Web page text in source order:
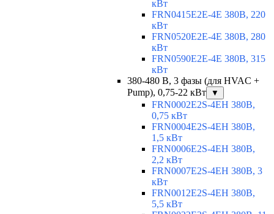
кВт
FRN0415E2E-4E 380В, 220
кВт
FRN0520E2E-4E 380В, 280
кВт
FRN0590E2E-4E 380В, 315
кВт
380-480 В, 3 фазы (для HVAC +
Pump), 0,75-22 кВт
▼
FRN0002E2S-4EH 380В,
0,75 кВт
FRN0004E2S-4EH 380В,
1,5 кВт
FRN0006E2S-4EH 380В,
2,2 кВт
FRN0007E2S-4EH 380В, 3
кВт
FRN0012E2S-4EH 380В,
5,5 кВт